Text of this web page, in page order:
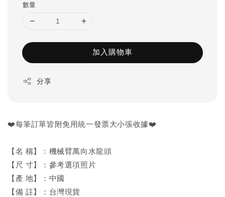
數量
加入購物車
分享
❤️每筆訂單皆附免用統一發票大小張收據❤️
【名 稱】：機械臂萬向水龍頭
【尺 寸】：參考選項照片
【產 地】：中國
【備 註】：台灣現貨